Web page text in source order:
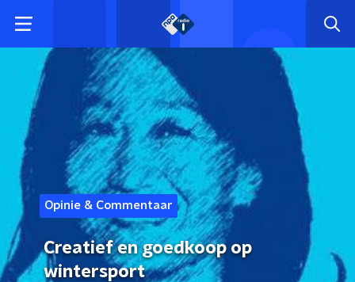
Opinie & Commentaar
Creatief en goedkoop op
wintersport